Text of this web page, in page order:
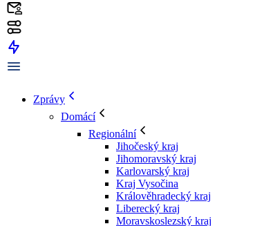
Zprávy
Domácí
Regionální
Jihočeský kraj
Jihomoravský kraj
Karlovarský kraj
Kraj Vysočina
Králověhradecký kraj
Liberecký kraj
Moravskoslezský kraj